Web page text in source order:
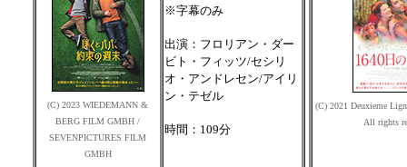
(C) 2023 WIEDEMANN &
BERG FILM GMBH /
SEVENPICTURES FILM
GMBH
※字幕のみ
出演：フロリアン・ダー
ビト・フィッツ/セシリ
オ・アンドレセン/アイリ
ン・テゼル
時間：109分
(C) 2021 Deuxieme
All rights